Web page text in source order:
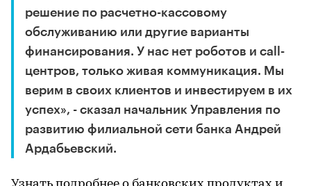
решение по расчетно-кассовому
обслуживанию или другие варианты
финансирования. У нас нет роботов и call-
центров, только живая коммуникация. Мы
верим в своих клиентов и инвестируем в их
успех», - сказал начальник Управления по
развитию филиальной сети банка Андрей
Ардабьевский.